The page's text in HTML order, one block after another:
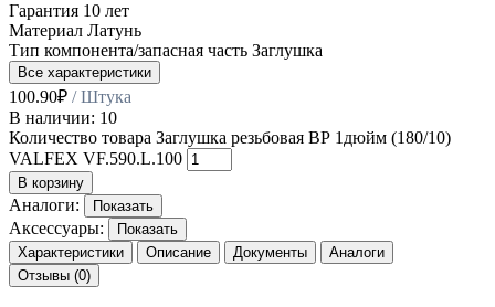
Гарантия 10 лет
Материал Латунь
Тип компонента/запасная часть Заглушка
Все характеристики
100.90₽ / Штука
В наличии: 10
Количество товара Заглушка резьбовая ВР 1дюйм (180/10)
VALFEX VF.590.L.100
В корзину
Аналоги: Показать
Аксессуары:
Показать
Характеристики
Описание Документы
Аналоги
Отзывы (0)